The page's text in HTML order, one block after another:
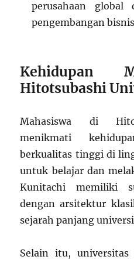
perusahaan global
pengembangan
Kehidupan
Hitotsubashi
Mahasiswa di
menikmati
berkualitas tinggi di
untuk belajar dan
Kunitachi memiliki
dengan arsitektur
sejarah panjang
Selain itu,